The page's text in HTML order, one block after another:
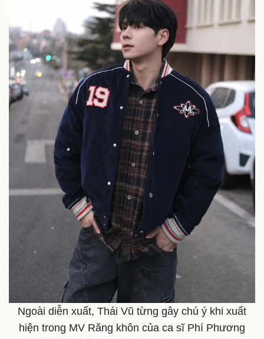
Văn hóa
Sân khấu - Điện ảnh
Văn học
Di sản
Giải trí
Nghệ sĩ
Thời trang
Sao Việt
Ngoài diễn xuất, Thái Vũ từng gây chú ý khi xuất
hiện trong MV Răng khôn của ca sĩ Phí Phương